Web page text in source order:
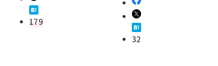
179
32